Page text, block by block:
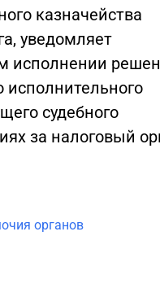
казначейства
уведомляет
исполнении
исполнительного
судебного
за налоговый
органов